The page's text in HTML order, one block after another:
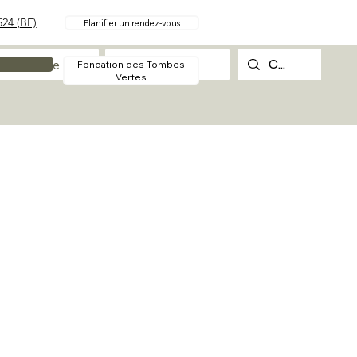
(BE) Planifier un rendez-vous
Contact
Fondation des Tombes
Vertes